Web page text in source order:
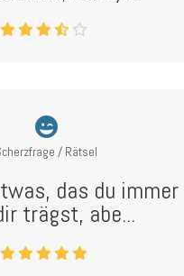
/ Rätsel
das du immer
trägst, abe...